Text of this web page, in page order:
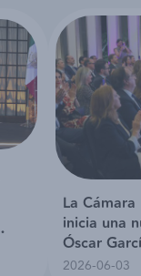
La
inicia una
Óscar
2026-06-03